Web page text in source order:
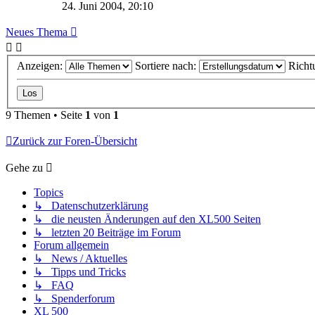
24. Juni 2004, 20:10
Neues Thema
Anzeigen: Sortiere nach:
9 Themen • Seite 1 von 1
Zurück zur Foren-Übersicht
Gehe zu
Topics
↳ Datenschutzerklärung
↳ die neusten Änderungen auf den XL500 Seiten
↳ letzten 20 Beiträge im Forum
Forum allgemein
↳ News / Aktuelles
↳ Tipps und Tricks
↳ FAQ
↳ Spenderforum
XL 500